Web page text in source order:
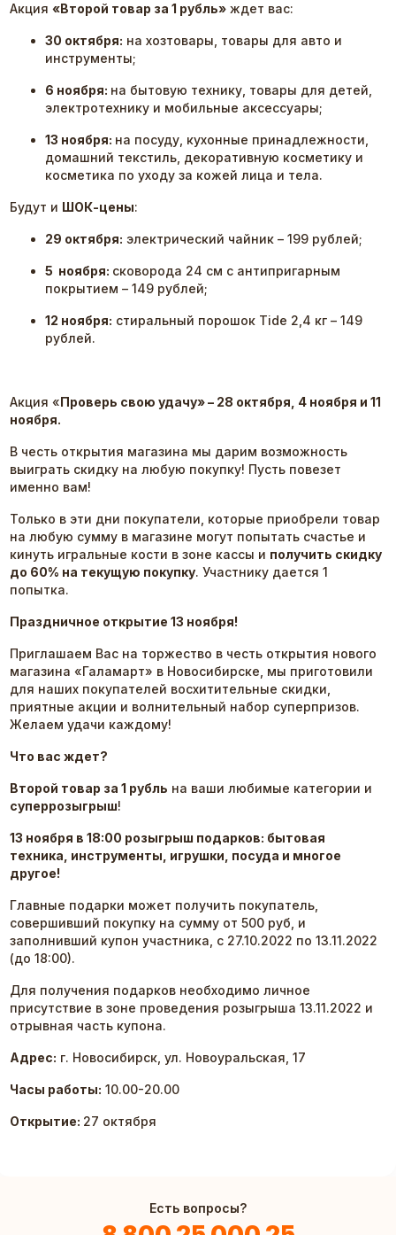
Акция «Второй товар за 1 рубль» ждет вас:
30 октября: на хозтовары, товары для авто и
инструменты;
6 ноября: на бытовую технику, товары для детей,
электротехнику и мобильные аксессуары;
13 ноября: на посуду, кухонные принадлежности,
домашний текстиль, декоративную косметику и
косметика по уходу за кожей лица и тела.
Будут и ШОК-цены:
29 октября: электрический чайник – 199 рублей;
5 ноября: сковорода 24 см с антипригарным
покрытием – 149 рублей;
12 ноября: стиральный порошок Tide 2,4 кг – 149
рублей.
Акция «Проверь свою удачу» – 28 октября, 4 ноября и 11
ноября.
В честь открытия магазина мы дарим возможность
выиграть скидку на любую покупку! Пусть повезет
именно вам!
Только в эти дни покупатели, которые приобрели товар
на любую сумму в магазине могут попытать счастье и
кинуть игральные кости в зоне кассы и получить скидку
до 60% на текущую покупку. Участнику дается 1
попытка.
Праздничное открытие 13 ноября!
Приглашаем Вас на торжество в честь открытия нового
магазина «Галамарт» в Новосибирске, мы приготовили
для наших покупателей восхитительные скидки,
приятные акции и волнительный набор суперпризов.
Желаем удачи каждому!
Что вас ждет?
Второй товар за 1 рубль на ваши любимые категории и
суперрозыгрыш!
13 ноября в 18:00 розыгрыш подарков: бытовая
техника, инструменты, игрушки, посуда и многое
другое!
Главные подарки может получить покупатель,
совершивший покупку на сумму от 500 руб, и
заполнивший купон участника, с 27.10.2022 по 13.11.2022
(до 18:00).
Для получения подарков необходимо личное
присутствие в зоне проведения розыгрыша 13.11.2022 и
отрывная часть купона.
Адрес: г. Новосибирск, ул. Новоуральская, 17
Часы работы: 10.00-20.00
Открытие: 27 октября
Есть вопросы?